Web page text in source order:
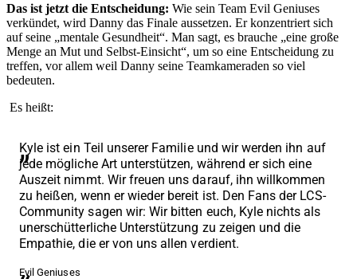
Das ist jetzt die Entscheidung: Wie sein Team Evil Geniuses
verkündet, wird Danny das Finale aussetzen. Er konzentriert sich
auf seine „mentale Gesundheit“. Man sagt, es brauche „eine große
Menge an Mut und Selbst-Einsicht“, um so eine Entscheidung zu
treffen, vor allem weil Danny seine Teamkameraden so viel
bedeuten.
Es heißt:
Kyle ist ein Teil unserer Familie und wir werden ihn auf
jede mögliche Art unterstützen, während er sich eine
Auszeit nimmt. Wir freuen uns darauf, ihn willkommen
zu heißen, wenn er wieder bereit ist. Den Fans der LCS-
Community sagen wir: Wir bitten euch, Kyle nichts als
unerschütterliche Unterstützung zu zeigen und die
Empathie, die er von uns allen verdient.
Evil Geniuses